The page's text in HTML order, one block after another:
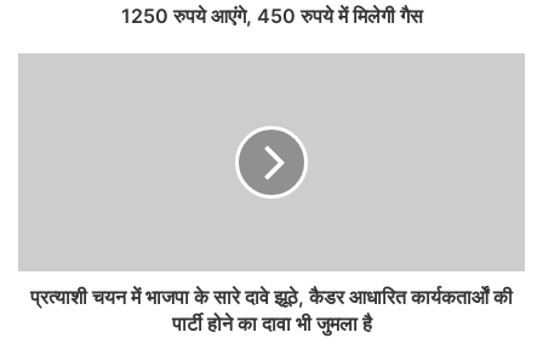
1250 रुपये आएंगे, 450 रुपये में मिलेगी गैस
प्रत्याशी चयन में भाजपा के सारे दावे झूठे, कैडर आधारित कार्यकतार्ओं की
पार्टी होने का दावा भी जुमला है